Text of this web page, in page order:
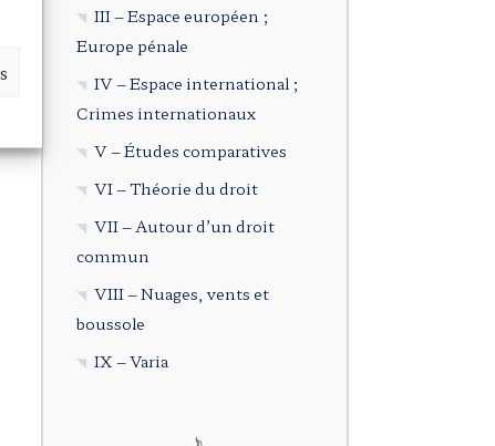
III – Espace européen ;
Europe pénale
IV – Espace international ;
Crimes internationaux
V – Études comparatives
VI – Théorie du droit
VII – Autour d’un droit
commun
VIII – Nuages, vents et
boussole
IX – Varia